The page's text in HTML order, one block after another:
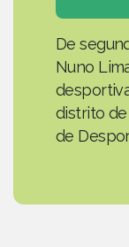
De
Nuno
distrito de
de